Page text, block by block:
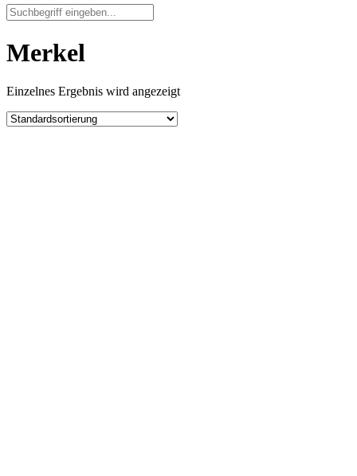
Merkel
Einzelnes Ergebnis wird angezeigt